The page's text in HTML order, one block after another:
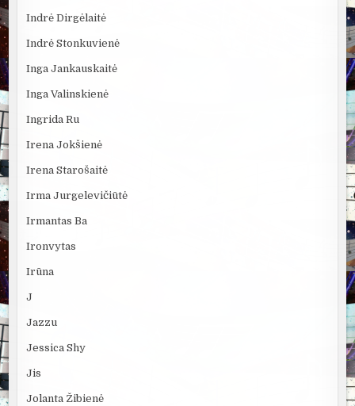
Indrė Dirgėlaitė
Indrė Stonkuvienė
Inga Jankauskaitė
Inga Valinskienė
Ingrida Ru
Irena Jokšienė
Irena Starošaitė
Irma Jurgelevičiūtė
Irmantas Ba
Ironvytas
Irūna
J
Jazzu
Jessica Shy
Jis
Jolanta Žibienė